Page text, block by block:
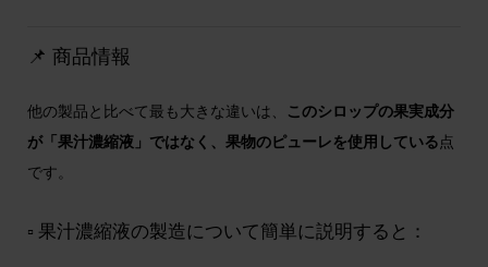
📌 商品情報
他の製品と比べて最も大きな違いは、
このシロップの果実成分
が「果汁濃縮液」ではなく、果物のピューレを使用している点
です。
▫️ 果汁濃縮液の製造について簡単に説明すると：